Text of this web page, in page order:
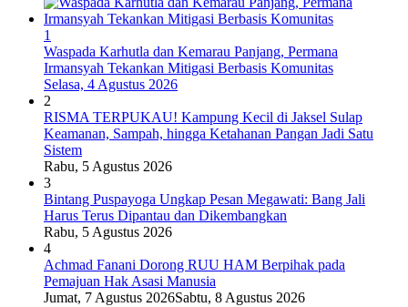
1
Waspada Karhutla dan Kemarau Panjang, Permana
Irmansyah Tekankan Mitigasi Berbasis Komunitas
Selasa, 4 Agustus 2026
2
RISMA TERPUKAU! Kampung Kecil di Jaksel Sulap
Keamanan, Sampah, hingga Ketahanan Pangan Jadi Satu
Sistem
Rabu, 5 Agustus 2026
3
Bintang Puspayoga Ungkap Pesan Megawati: Bang Jali
Harus Terus Dipantau dan Dikembangkan
Rabu, 5 Agustus 2026
4
Achmad Fanani Dorong RUU HAM Berpihak pada
Pemajuan Hak Asasi Manusia
Jumat, 7 Agustus 2026Sabtu, 8 Agustus 2026